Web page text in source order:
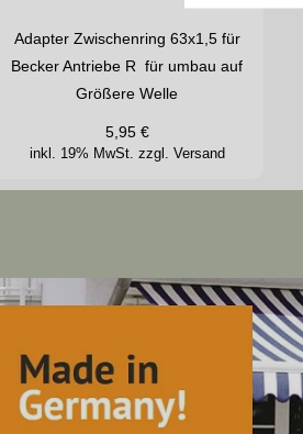
Adapter Zwischenring 63x1,5 für
Becker Antriebe R für umbau auf
Größere Welle
inkl. 19% MwSt. zzgl. Versand
5,95€